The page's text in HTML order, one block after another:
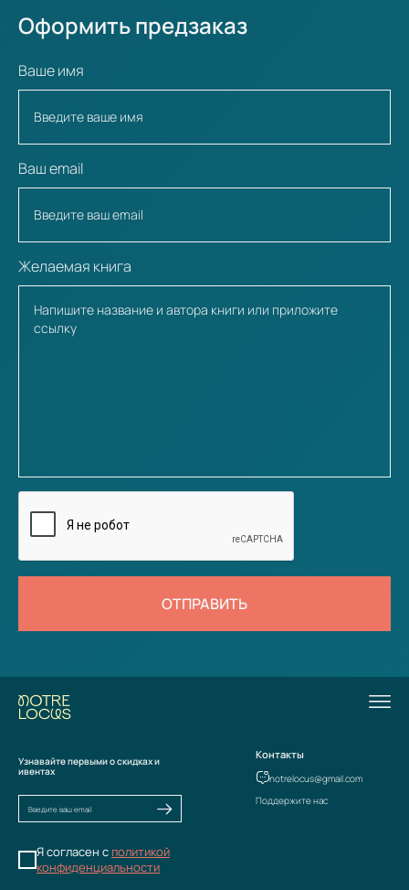
Оформить предзаказ
Ваше имя
Ваш email
Желаемая книга
ОТПРАВИТЬ
Узнавайте первыми о скидках и
ивентах
Я согласен с политикой
конфиденциальности
Контакты
notrelocus@gmail.com
Поддержите нас